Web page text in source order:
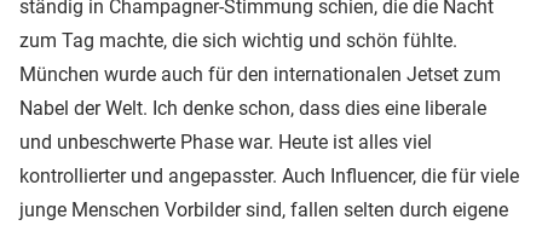
ständig in Champagner-Stimmung schien, die die Nacht
zum Tag machte, die sich wichtig und schön fühlte.
München wurde auch für den internationalen Jetset zum
Nabel der Welt. Ich denke schon, dass dies eine liberale
und unbeschwerte Phase war. Heute ist alles viel
kontrollierter und angepasster. Auch Influencer, die für viele
junge Menschen Vorbilder sind, fallen selten durch eigene